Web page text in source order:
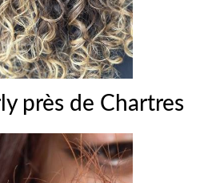
près de Chartres